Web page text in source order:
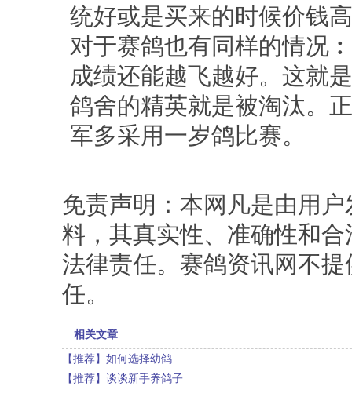
统好或是买来的时候价钱
对于赛鸽也有同样的情况
成绩还能越飞越好。这就
鸽舍的精英就是被淘汰。
军多采用一岁鸽比赛。
免责声明：本网凡是由用
料，其真实性、准确性和
法律责任。赛鸽资讯网不
任。
相关文章
【推荐】如何选择幼鸽
【推荐】谈谈新手养鸽子